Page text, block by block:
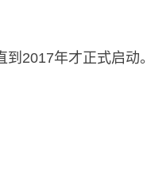
2017年才正式启动。